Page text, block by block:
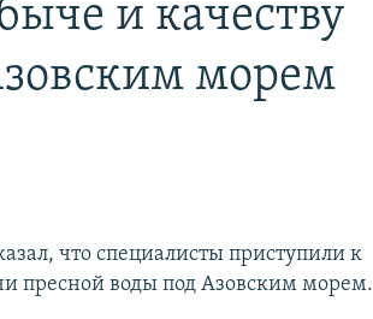
и качеству
морем
что специалисты приступили к
пресной воды под Азовским морем.